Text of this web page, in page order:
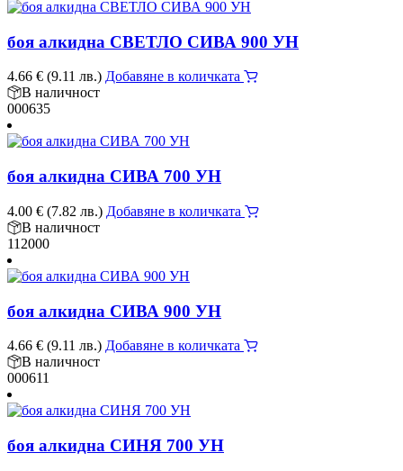
боя алкидна СВЕТЛО СИВА 900 УН
4.66 € (9.11 лв.) Добавяне в количката
В наличност
000635
боя алкидна СИВА 700 УН
4.00 € (7.82 лв.) Добавяне в количката
В наличност
112000
боя алкидна СИВА 900 УН
4.66 € (9.11 лв.) Добавяне в количката
В наличност
000611
боя алкидна СИНЯ 700 УН